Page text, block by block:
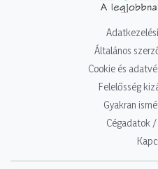
Általános
Cookie és
Felelősség
Gyakran
Cégadatok